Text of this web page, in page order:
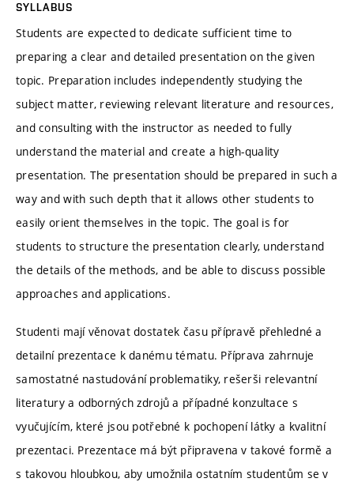
SYLLABUS
Students are expected to dedicate sufficient time to
preparing a clear and detailed presentation on the given
topic. Preparation includes independently studying the
subject matter, reviewing relevant literature and resources,
and consulting with the instructor as needed to fully
understand the material and create a high-quality
presentation. The presentation should be prepared in such a
way and with such depth that it allows other students to
easily orient themselves in the topic. The goal is for
students to structure the presentation clearly, understand
the details of the methods, and be able to discuss possible
approaches and applications.
Studenti mají věnovat dostatek času přípravě přehledné a
detailní prezentace k danému tématu. Příprava zahrnuje
samostatné nastudování problematiky, rešerši relevantní
literatury a odborných zdrojů a případné konzultace s
vyučujícím, které jsou potřebné k pochopení látky a kvalitní
prezentaci. Prezentace má být připravena v takové formě a
s takovou hloubkou, aby umožnila ostatním studentům se v